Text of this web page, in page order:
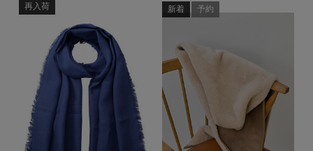
再入荷 新着 予約